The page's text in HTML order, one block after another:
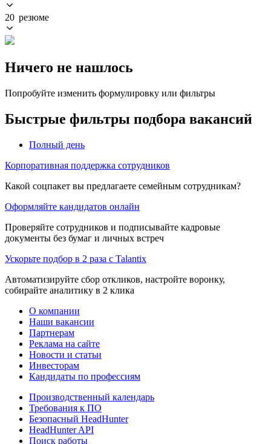
20 резюме
Ничего не нашлось
Попробуйте изменить формулировку или фильтры
Быстрые фильтры подбора вакансий
Полный день
Корпоративная поддержка сотрудников
Какой соцпакет вы предлагаете семейным сотрудникам?
Оформляйте кандидатов онлайн
Проверяйте сотрудников и подписывайте кадровые
документы без бумаг и личных встреч
Ускорьте подбор в 2 раза с Talantix
Автоматизируйте сбор откликов, настройте воронку,
собирайте аналитику в 2 клика
О компании
Наши вакансии
Партнерам
Реклама на сайте
Новости и статьи
Инвесторам
Кандидаты по профессиям
Производственный календарь
Требования к ПО
Безопасный HeadHunter
HeadHunter API
Поиск работы